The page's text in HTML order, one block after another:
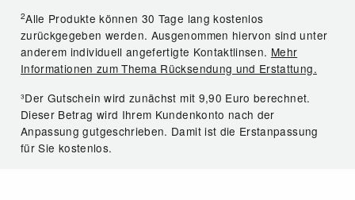
2Alle Produkte können 30 Tage lang kostenlos
zurückgegeben werden. Ausgenommen hiervon sind unter
anderem individuell angefertigte Kontaktlinsen. Mehr
Informationen zum Thema Rücksendung und Erstattung.
³Der Gutschein wird zunächst mit 9,90 Euro berechnet.
Dieser Betrag wird Ihrem Kundenkonto nach der
Anpassung gutgeschrieben. Damit ist die Erstanpassung
für Sie kostenlos.